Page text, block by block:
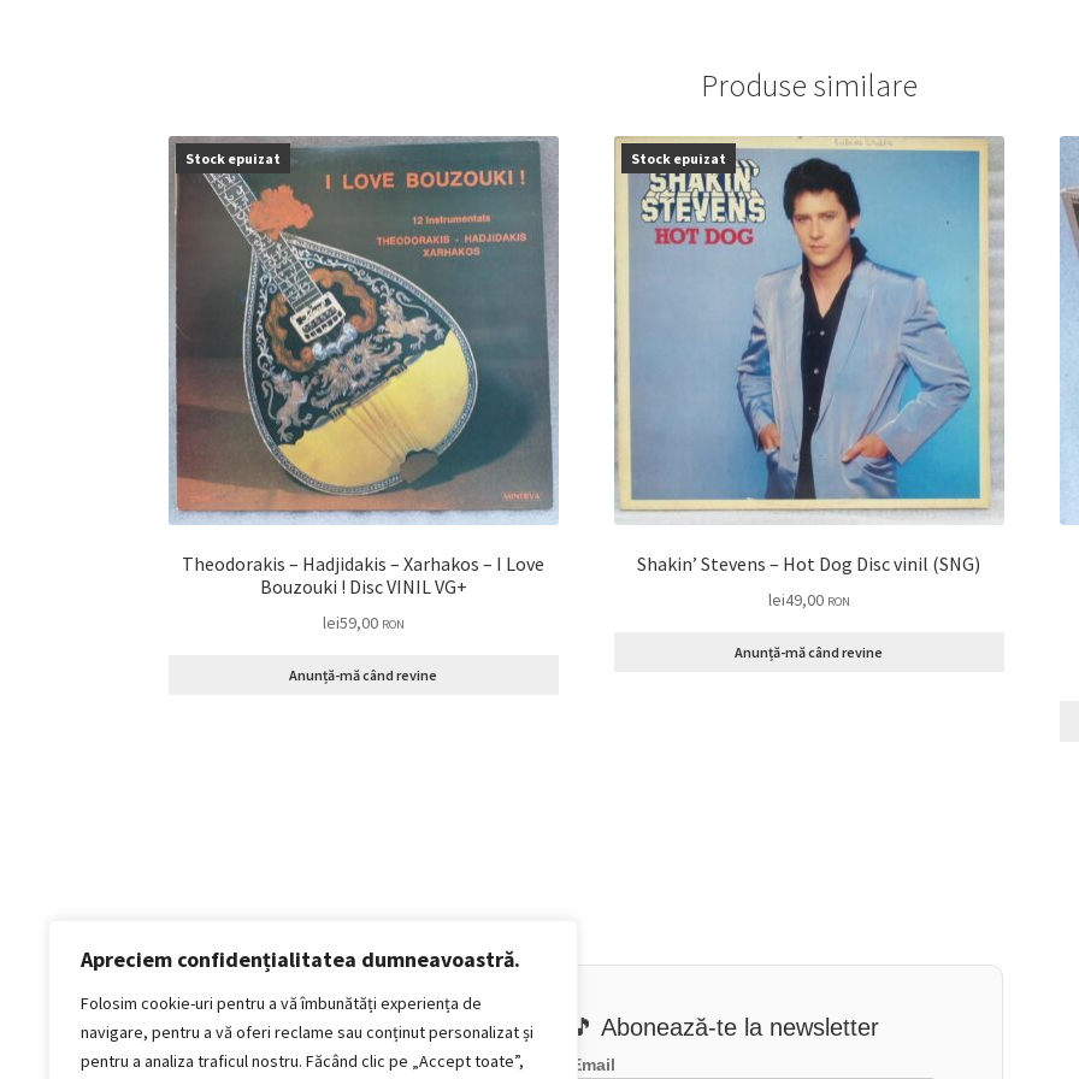
Apreciem confidențialitatea dumneavoastră.
Folosim cookie-uri pentru a vă îmbunătăți experiența de
navigare, pentru a vă oferi reclame sau conținut personalizat și
pentru a analiza traficul nostru. Făcând clic pe „Accept toate”,
Produse similare
Stock epuizat
Theodorakis – Hadjidakis – Xarhakos – I Love
Bouzouki ! Disc VINIL VG+
lei59,00 RON
Anunță-mă când revine
Stock epuizat
Shakin’ Stevens – Hot Dog Disc vinil (SNG)
lei49,00 RON
Anunță-mă când revine
Politică de confidențialitate
Termeni si conditii
Politica de cookies
Politica de livrare și retur
🎵 Abonează-te la newsletter
Email